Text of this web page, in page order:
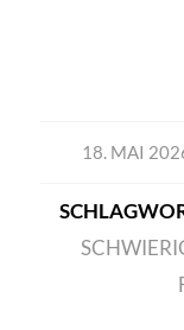
18. MAI
/